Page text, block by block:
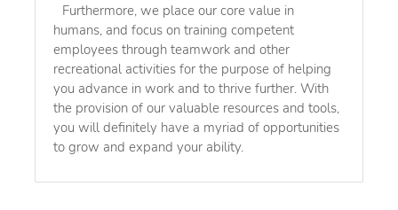
Furthermore, we place our core value in
humans, and focus on training competent
employees through teamwork and other
recreational activities for the purpose of helping
you advance in work and to thrive further. With
the provision of our valuable resources and tools,
you will definitely have a myriad of opportunities
to grow and expand your ability.